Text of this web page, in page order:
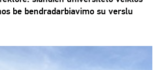
be bendradarbiavimo su verslu